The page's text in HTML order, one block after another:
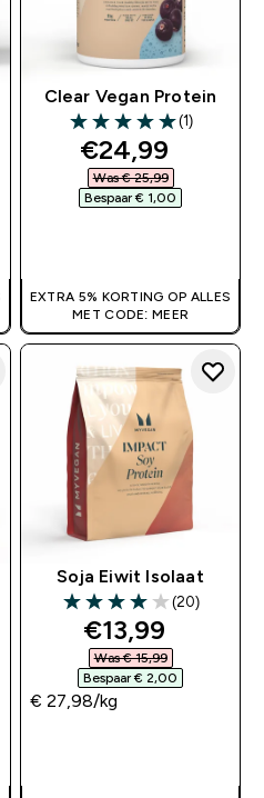
Clear Vegan Protein
5 out of 5 stars
(1)
discounted
€24,99‎
Was € 25,99‎
Bespaar € 1,00‎
EXTRA 5% KORTING OP ALLES
MET CODE: MEER
Soja Eiwit Isolaat
4 out of 5 stars
(20)
discounted
€13,99‎
Was € 15,99‎
Bespaar € 2,00‎
€ 27,98‎/kg